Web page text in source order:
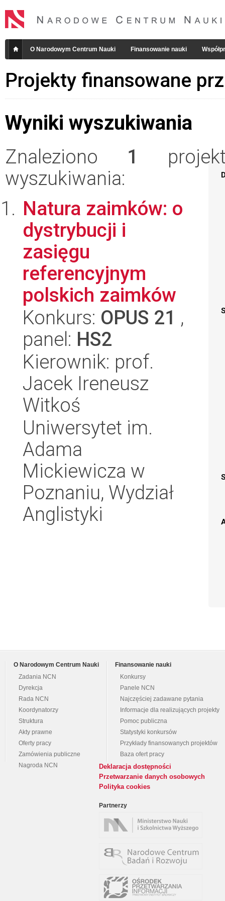
O Narodowym Centrum Nauki Finansowanie nauki
Projekty finansowane
Wyniki wyszukiwania
Znaleziono 1
wyszukiwania:
Natura zaimków: o
dystrybucji i
zasięgu
referencyjnym
polskich zaimków
Konkurs: OPUS 21 ,
panel: HS2
Kierownik: prof.
Jacek Ireneusz
Witkoś
Uniwersytet im.
Adama
Mickiewicza w
Poznaniu, Wydział
Anglistyki
O Narodowym Centrum Nauki
Zadania NCN
Dyrekcja
Rada NCN
Koordynatorzy
Struktura
Akty prawne
Oferty pracy
Zamówienia publiczne
Nagroda NCN
Finansowanie nauki
Konkursy
Panele NCN
Najczęściej zadawane pytania
Informacje dla realizujących projekty
Pomoc publiczna
Statystyki konkursów
Przykłady finansowanych projektów
Baza ofert pracy
Deklaracja dostępności
Przetwarzanie danych osobowych
Polityka cookies
Partnerzy